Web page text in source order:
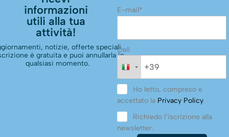
informazioni
utili alla tua
attività!
notizie, offerte speciali.
è gratuita e puoi annullarla in
qualsiasi momento.
E-mail*
Cell
Ho letto, compreso e
accettato la Privacy Policy.
Richiedo l’iscrizione alla
newsletter.